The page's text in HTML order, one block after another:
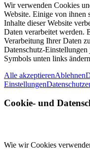
Wir verwenden Cookies
Website. Einige von ihnen
Inhalte dieser Website
Daten verarbeitet werden.
Verarbeitung Ihrer Daten
Datenschutz-
Symbols unten links
Alle akzeptierenAblehnen
Einstellungen
Cookie- und
Wie wir Cookies